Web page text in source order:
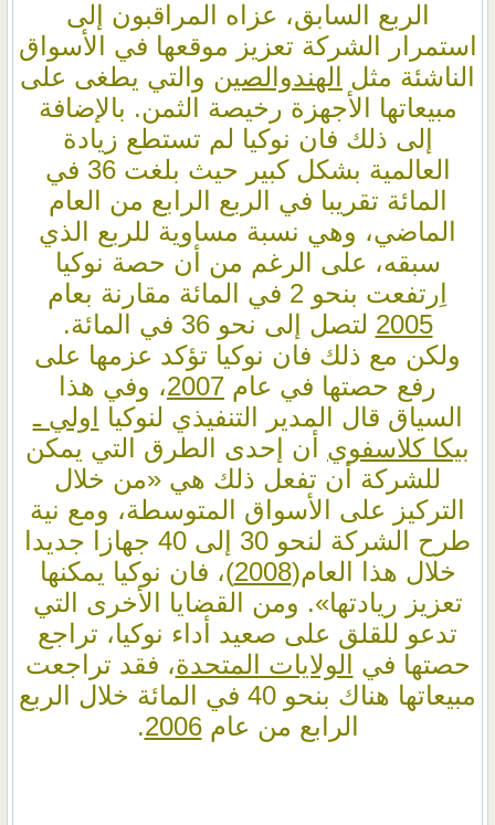
الربع السابق، عزاه المراقبون إلى
استمرار الشركة تعزيز موقعها في الأسواق
الناشئة مثل الهندوالصين والتي يطغى على
مبيعاتها الأجهزة رخيصة الثمن. بالإضافة
إلى ذلك فان نوكيا لم تستطع زيادة
العالمية بشكل كبير حيث بلغت 36 في
المائة تقريبا في الربع الرابع من العام
الماضي، وهي نسبة مساوية للربع الذي
سبقه، على الرغم من أن حصة نوكيا
اِرتفعت بنحو 2 في المائة مقارنة بعام
2005 لتصل إلى نحو 36 في المائة.
ولكن مع ذلك فان نوكيا تؤكد عزمها على
رفع حصتها في عام 2007، وفي هذا
السياق قال المدير التنفيذي لنوكيا اولي ـ
بيكا كلاسفوي أن إحدى الطرق التي يمكن
للشركة أن تفعل ذلك هي «من خلال
التركيز على الأسواق المتوسطة، ومع نية
طرح الشركة لنحو 30 إلى 40 جهازا جديدا
خلال هذا العام(2008)، فان نوكيا يمكنها
تعزيز ريادتها». ومن القضايا الأخرى التي
تدعو للقلق على صعيد أداء نوكيا، تراجع
حصتها في الولايات المتحدة، فقد تراجعت
مبيعاتها هناك بنحو 40 في المائة خلال الربع
الرابع من عام2006
.